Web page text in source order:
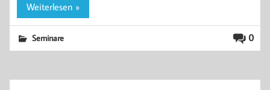
Weiterlesen »
0
Seminare